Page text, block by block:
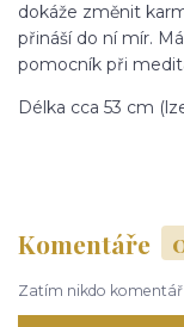
dokáže změnit
přináší do ní mír.
pomocník při
Délka cca 53 cm
Komentáře
Zatím nikdo